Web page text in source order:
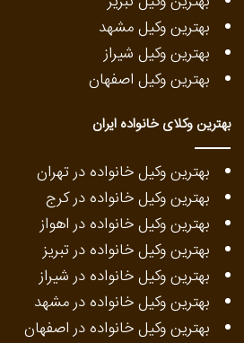
بهترین وکیل مشهد
بهترین وکیل شیراز
بهترین وکیل اصفهان
بهترین وکلای خانواده ایران
بهترین وکیل خانواده در تهران
بهترین وکیل خانواده در کرج
بهترین وکیل خانواده در اهواز
بهترین وکیل خانواده در تبریز
بهترین وکیل خانواده در شیراز
بهترین وکیل خانواده در مشهد
بهترین وکیل خانواده در اصفهان